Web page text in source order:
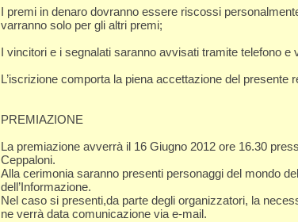
I premi in denaro dovranno essere riscossi
varranno solo per gli altri premi;
I vincitori e i segnalati saranno avvisati tramite telefono e
L’iscrizione comporta la piena accettazione del presente
PREMIAZIONE
La premiazione avverrà il 16 Giugno 2012 ore 16.30
Ceppaloni.
Alla cerimonia saranno presenti personaggi del mondo
dell’Informazione.
Nel caso si presenti,da parte degli organizzatori, la
ne verrà data comunicazione via e-mail.